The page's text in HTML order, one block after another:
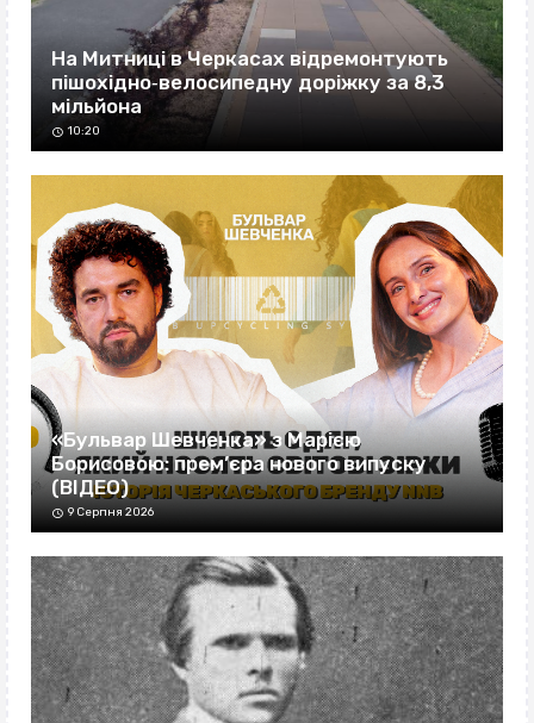
На Митниці в Черкасах відремонтують
пішохідно‐велосипедну доріжку за 8,3
мільйона
10:20
«Бульвар Шевченка» з Марією
Борисовою: прем’єра нового випуску
(ВІДЕО)
9 Серпня 2026